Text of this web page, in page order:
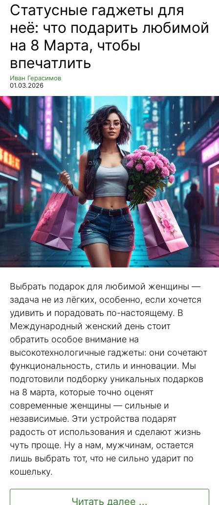
Статусные гаджеты для
неё: что подарить любимой
на 8 Марта, чтобы
впечатлить
Иван Герасимов
01.03.2026
Выбрать подарок для любимой женщины —
задача не из лёгких, особенно, если хочется
удивить и порадовать по-настоящему. В
Международный женский день стоит
обратить особое внимание на
высокотехнологичные гаджеты: они сочетают
функциональность, стиль и инновации. Мы
подготовили подборку уникальных подарков
на 8 марта, которые точно оценят
современные женщины — сильные и
независимые. Эти устройства подарят
радость от использования и сделают жизнь
чуть проще. Ну а нам, мужчинам, остается
лишь выбрать тот, что не сильно ударит по
кошельку.
Читать далее ...